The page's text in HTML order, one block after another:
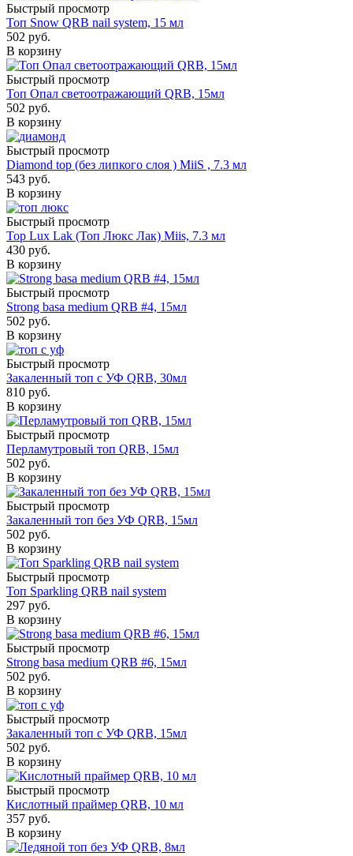
Быстрый просмотр
Топ Snow QRB nail system, 15 мл
502 руб.
В корзину
Быстрый просмотр
Топ Опал светоотражающий QRB, 15мл
502 руб.
В корзину
Быстрый просмотр
Diamond top (без липкого слоя ) MiiS , 7.3 мл
543 руб.
В корзину
Быстрый просмотр
Top Lux Lak (Топ Люкс Лак) Miis, 7.3 мл
430 руб.
В корзину
Быстрый просмотр
Strong basa medium QRB #4, 15мл
502 руб.
В корзину
Быстрый просмотр
Закаленный топ с УФ QRB, 30мл
810 руб.
В корзину
Быстрый просмотр
Перламутровый топ QRB, 15мл
502 руб.
В корзину
Быстрый просмотр
Закаленный топ без УФ QRB, 15мл
502 руб.
В корзину
Быстрый просмотр
Топ Sparkling QRB nail system
297 руб.
В корзину
Быстрый просмотр
Strong basa medium QRB #6, 15мл
502 руб.
В корзину
Быстрый просмотр
Закаленный топ с УФ QRB, 15мл
502 руб.
В корзину
Быстрый просмотр
Кислотный праймер QRB, 10 мл
357 руб.
В корзину